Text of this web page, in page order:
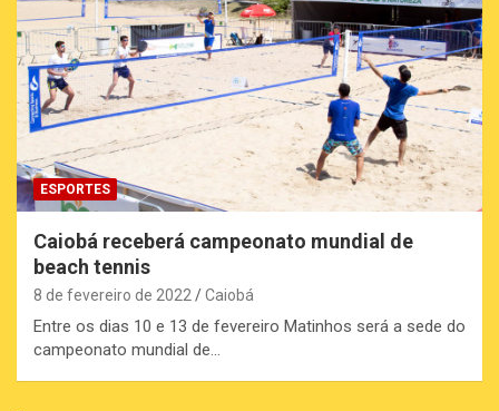
ESPORTES
Caiobá receberá campeonato mundial de
beach tennis
8 de fevereiro de 2022 Caiobá
Entre os dias 10 e 13 de fevereiro Matinhos será a sede do
campeonato mundial de…